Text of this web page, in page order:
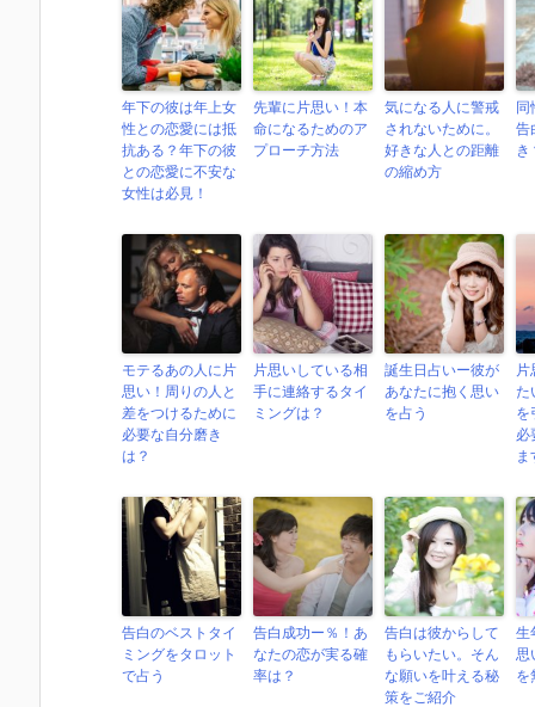
年下の彼は年上女
性との恋愛には抵
抗ある？年下の彼
との恋愛に不安な
女性は必見！
先輩に片思い！本
命になるためのア
プローチ方法
気になる人に警戒
されないために。
好きな人との距離
の縮め方
同
告
き
モテるあの人に片
思い！周りの人と
差をつけるために
必要な自分磨き
は？
片思いしている相
手に連絡するタイ
ミングは？
誕生日占いー彼が
あなたに抱く思い
を占う
た
を
必
ま
告白のベストタイ
ミングをタロット
で占う
告白成功ー％！あ
なたの恋が実る確
率は？
告白は彼からして
もらいたい。そん
な願いを叶える秘
策をご紹介
生
思
を